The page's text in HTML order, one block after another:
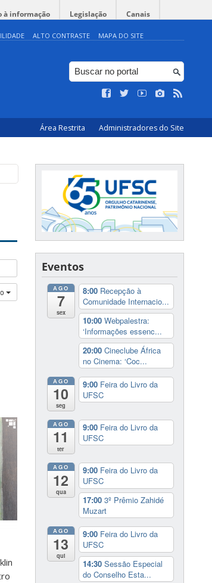
à informação Legislação Canais
ALTO CONTRASTE MAPA DO SITE
Área Restrita Administradores do Site
Eventos
AGO
7
sex
8:00 Recepção à
Comunidade Internacio...
10:00 Webpalestra:
‘Informações essenc...
20:00 Cineclube África
no Cinema: ‘Coc...
AGO
10
seg
9:00 Feira do Livro da
UFSC
AGO
11
ter
9:00 Feira do Livro da
UFSC
AGO
12
qua
9:00 Feira do Livro da
UFSC
17:00 3º Prêmio Zahidé
Muzart
AGO
13
qui
9:00 Feira do Livro da
UFSC
14:30 Sessão Especial
do Conselho Esta...